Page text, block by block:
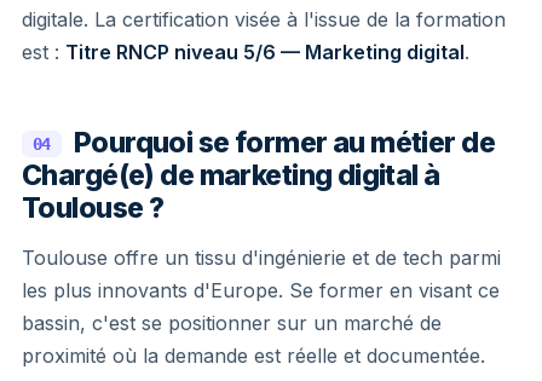
digitale. La certification visée à l'issue de la formation
est : Titre RNCP niveau 5/6 — Marketing digital.
04
Pourquoi se former au métier de
Chargé(e) de marketing digital à
Toulouse ?
Toulouse offre un tissu d'ingénierie et de tech parmi
les plus innovants d'Europe. Se former en visant ce
bassin, c'est se positionner sur un marché de
proximité où la demande est réelle et documentée.